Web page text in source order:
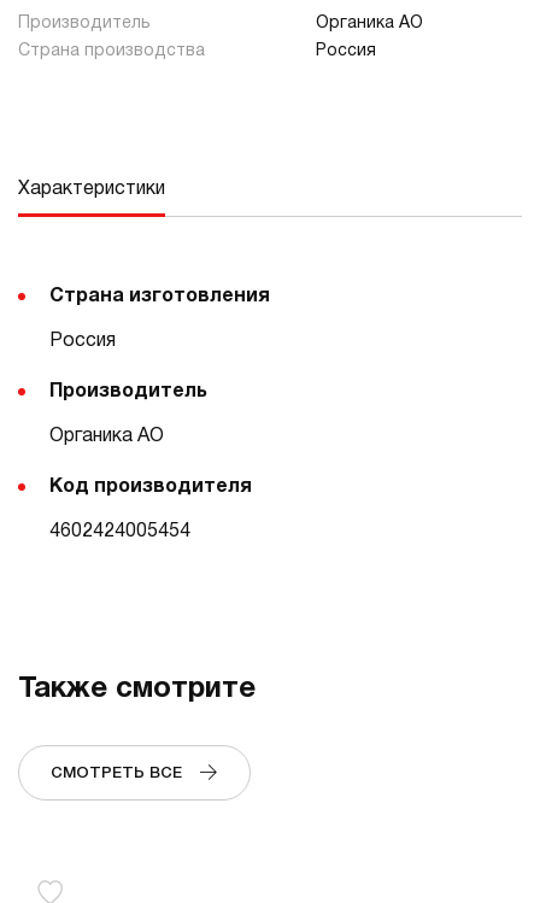
Производитель
Органика АО
Страна производства
Россия
Характеристики
Страна изготовления
Россия
Производитель
Органика АО
Код производителя
4602424005454
Также смотрите
СМОТРЕТЬ ВСЕ